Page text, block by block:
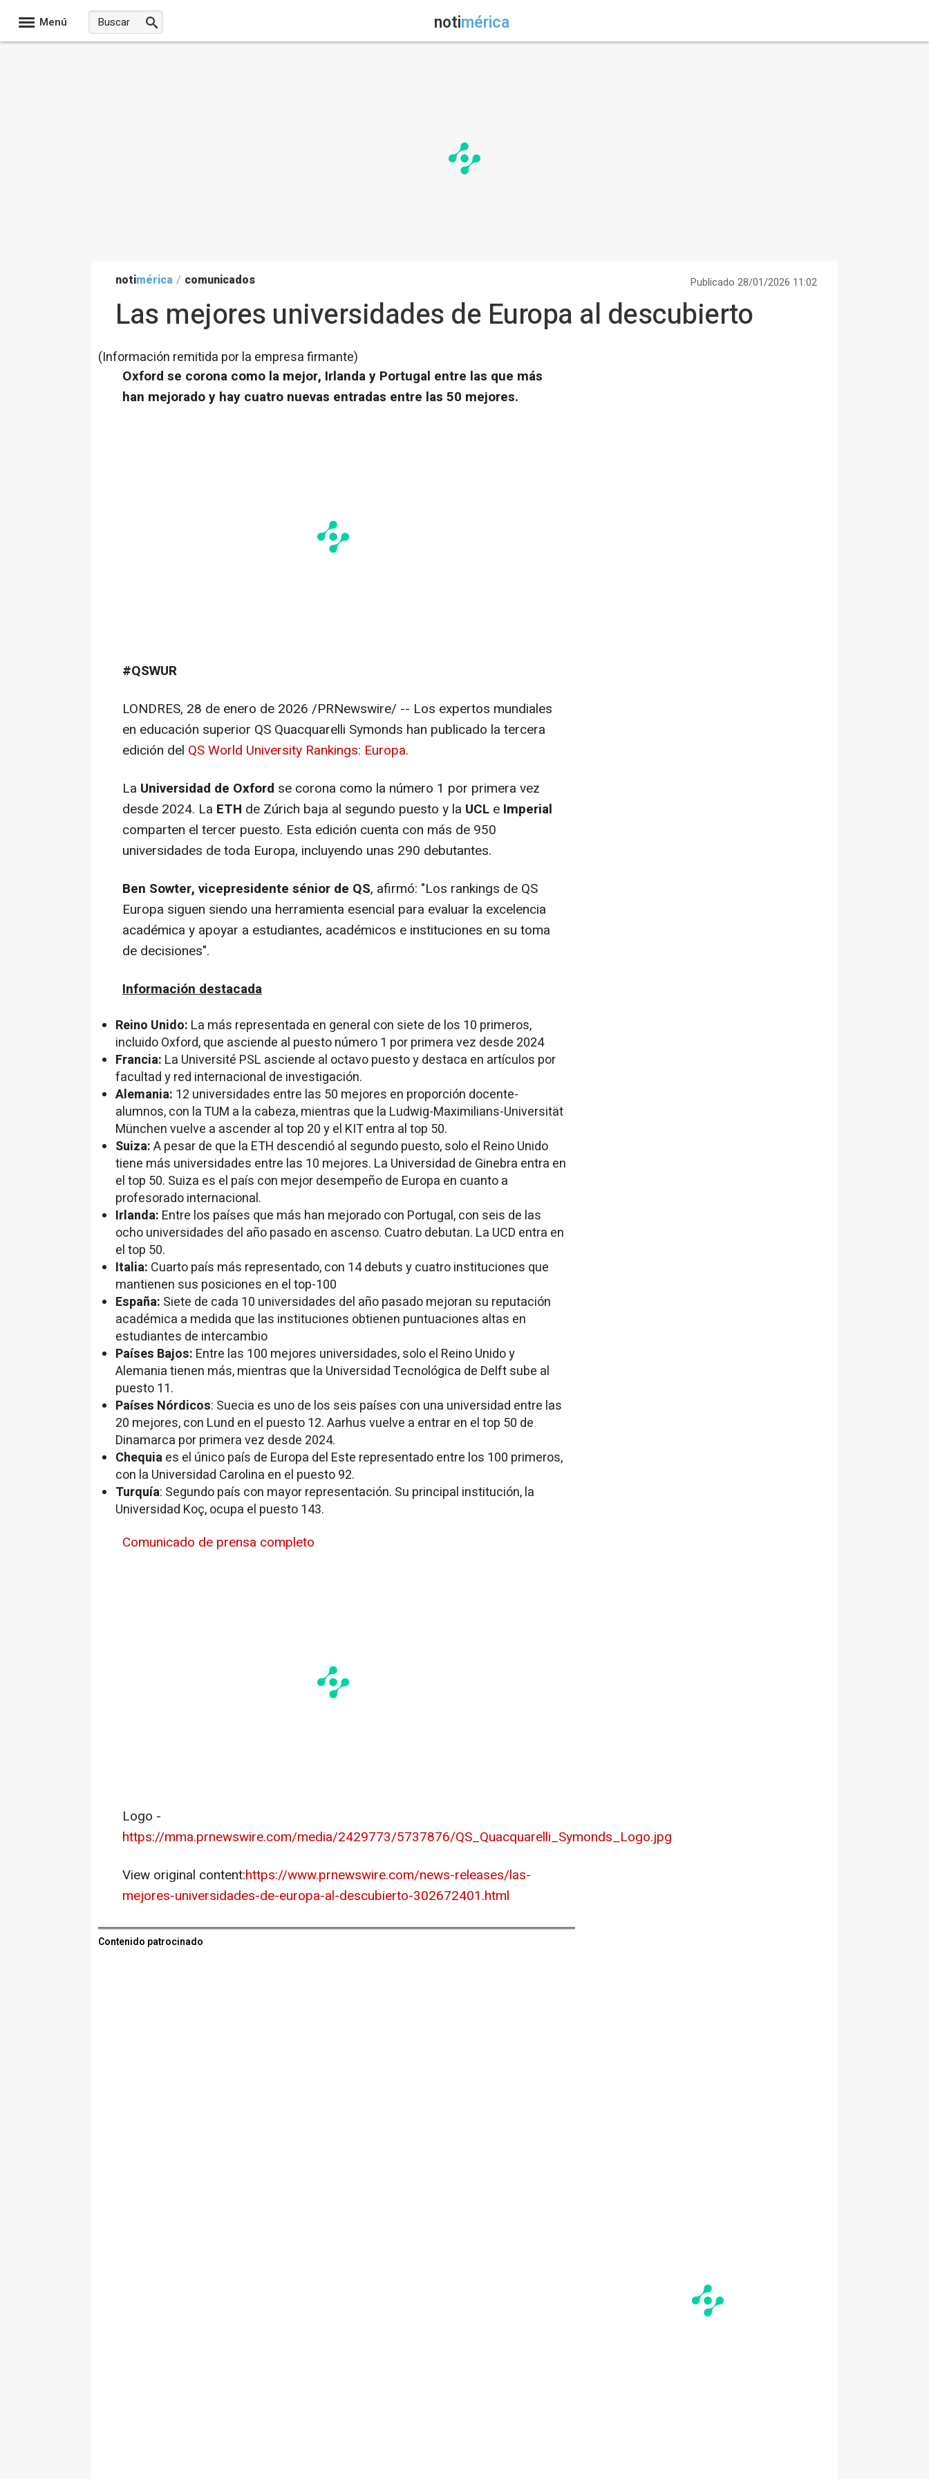
Menú notimérica
notimérica / comunicados Publicado 28/01/2026 11:02
Las mejores universidades de Europa al descubierto
(Información remitida por la empresa firmante)
Oxford se corona como la mejor, Irlanda y Portugal entre las que más
han mejorado y hay cuatro nuevas entradas entre las 50 mejores.
#QSWUR
LONDRES, 28 de enero de 2026 /PRNewswire/ -- Los expertos mundiales
en educación superior QS Quacquarelli Symonds han publicado la tercera
edición del QS World University Rankings: Europa.
La Universidad de Oxford se corona como la número 1 por primera vez
desde 2024. La ETH de Zúrich baja al segundo puesto y la UCL e Imperial
comparten el tercer puesto. Esta edición cuenta con más de 950
universidades de toda Europa, incluyendo unas 290 debutantes.
Ben Sowter, vicepresidente sénior de QS, afirmó: "Los rankings de QS
Europa siguen siendo una herramienta esencial para evaluar la excelencia
académica y apoyar a estudiantes, académicos e instituciones en su toma
de decisiones".
Información destacada
Reino Unido: La más representada en general con siete de los 10 primeros,
incluido Oxford, que asciende al puesto número 1 por primera vez desde 2024
Francia: La Université PSL asciende al octavo puesto y destaca en artículos por
facultad y red internacional de investigación.
Alemania: 12 universidades entre las 50 mejores en proporción docente-
alumnos, con la TUM a la cabeza, mientras que la Ludwig-Maximilians-Universität
München vuelve a ascender al top 20 y el KIT entra al top 50.
Suiza:A pesar de que la ETH descendió al segundo puesto, solo el Reino Unido
tiene más universidades entre las 10 mejores. La Universidad de Ginebra entra en
el top 50. Suiza es el país con mejor desempeño de Europa en cuanto a
profesorado internacional.
Irlanda: Entre los países que más han mejorado con Portugal, con seis de las
ocho universidades del año pasado en ascenso. Cuatro debutan. La UCD entra en
el top 50.
Italia: Cuarto país más representado, con 14 debuts y cuatro instituciones que
mantienen sus posiciones en el top-100
España: Siete de cada 10 universidades del año pasado mejoran su reputación
académica a medida que las instituciones obtienen puntuaciones altas en
estudiantes de intercambio
Países Bajos: Entre las 100 mejores universidades, solo el Reino Unido y
Alemania tienen más, mientras que la Universidad Tecnológica de Delft sube al
puesto 11.
Países Nórdicos: Suecia es uno de los seis países con una universidad entre las
20 mejores, con Lund en el puesto 12. Aarhus vuelve a entrar en el top 50 de
Dinamarca por primera vez desde 2024.
Chequiaes el único país de Europa del Este representado entre los 100 primeros,
con la Universidad Carolina en el puesto 92.
Turquía: Segundo país con mayor representación. Su principal institución, la
Universidad Koç, ocupa el puesto 143.
Comunicado de prensa completo
Logo -
https://mma.prnewswire.com/media/2429773/5737876/QS_Quacquarelli_Symonds_Logo.jpg
View original content:https://www.prnewswire.com/news-releases/las-
mejores-universidades-de-europa-al-descubierto-302672401.html
Contenido patrocinado